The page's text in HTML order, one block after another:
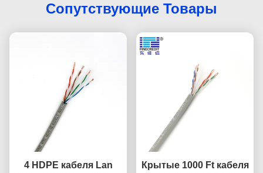
Сопутствующие Товары
4 HDPE кабеля Lan
Крытые 1000 Ft кабеля